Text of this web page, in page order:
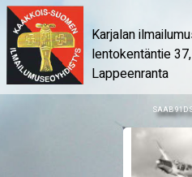
Karjalan
lentokentäntie
Lappeenranta
SAAB 91D